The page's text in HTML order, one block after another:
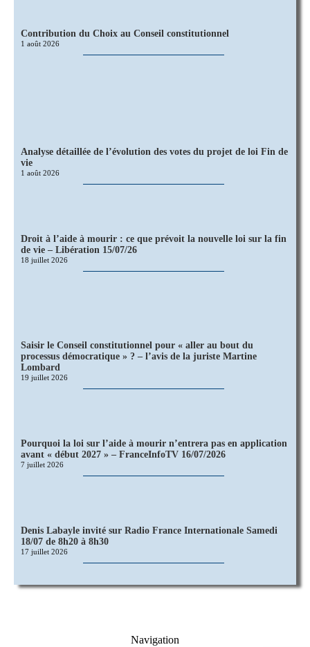
Contribution du Choix au Conseil constitutionnel
1 août 2026
Analyse détaillée de l’évolution des votes du projet de loi Fin de
vie
1 août 2026
Droit à l’aide à mourir : ce que prévoit la nouvelle loi sur la fin
de vie – Libération 15/07/26
18 juillet 2026
Saisir le Conseil constitutionnel pour « aller au bout du
processus démocratique » ? – l’avis de la juriste Martine
Lombard
19 juillet 2026
Pourquoi la loi sur l’aide à mourir n’entrera pas en application
avant « début 2027 » – FranceInfoTV 16/07/2026
7 juillet 2026
Denis Labayle invité sur Radio France Internationale Samedi
18/07 de 8h20 à 8h30
17 juillet 2026
Navigation